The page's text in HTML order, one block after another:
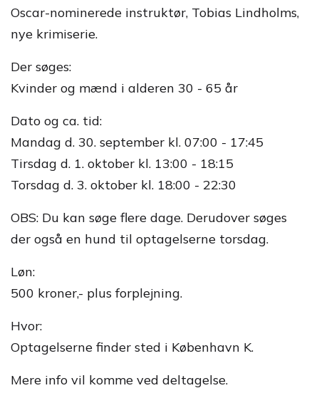
Oscar-nominerede instruktør, Tobias Lindholms,
nye krimiserie.
Der søges:
Kvinder og mænd i alderen 30 - 65 år
Dato og ca. tid:
Mandag d. 30. september kl. 07:00 - 17:45
Tirsdag d. 1. oktober kl. 13:00 - 18:15
Torsdag d. 3. oktober kl. 18:00 - 22:30
OBS: Du kan søge flere dage. Derudover søges
der også en hund til optagelserne torsdag.
Løn:
500 kroner,- plus forplejning.
Hvor:
Optagelserne finder sted i København K.
Mere info vil komme ved deltagelse.